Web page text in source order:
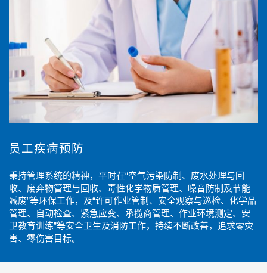
员工疾病预防
秉持管理系统的精神，平时在“空气污染防制、废水处理与回
收、废弃物管理与回收、毒性化学物质管理、噪音防制及节能
减废”等环保工作，及“许可作业管制、安全观察与巡检、化学品
管理、自动检查、紧急应变、承揽商管理、作业环境测定、安
卫教育训练”等安全卫生及消防工作，持续不断改善，追求零灾
害、零伤害目标。